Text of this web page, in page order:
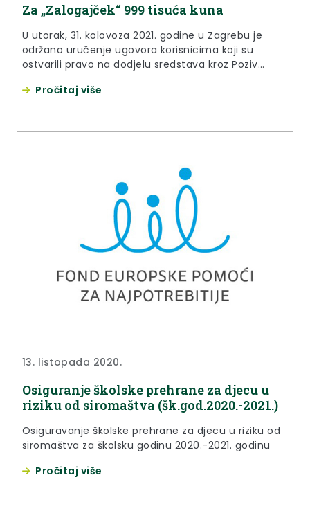
Za „Zalogajček“ 999 tisuća kuna
U utorak, 31. kolovoza 2021. godine u Zagrebu je
održano uručenje ugovora korisnicima koji su
ostvarili pravo na dodjelu sredstava kroz Poziv
siromaštva’ u školskoj godini 2021./2022. Ugovore je
Pročitaj više
13. listopada 2020.
Osiguranje školske prehrane za djecu u
riziku od siromaštva (šk.god.2020.-2021.)
Osiguravanje školske prehrane za djecu u riziku od
siromaštva za školsku godinu 2020.-2021. godinu
Pročitaj više